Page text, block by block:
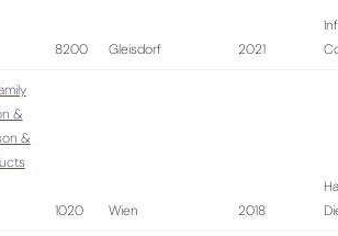
8200 Gleisdorf 2021
&
&
1020 Wien 2018